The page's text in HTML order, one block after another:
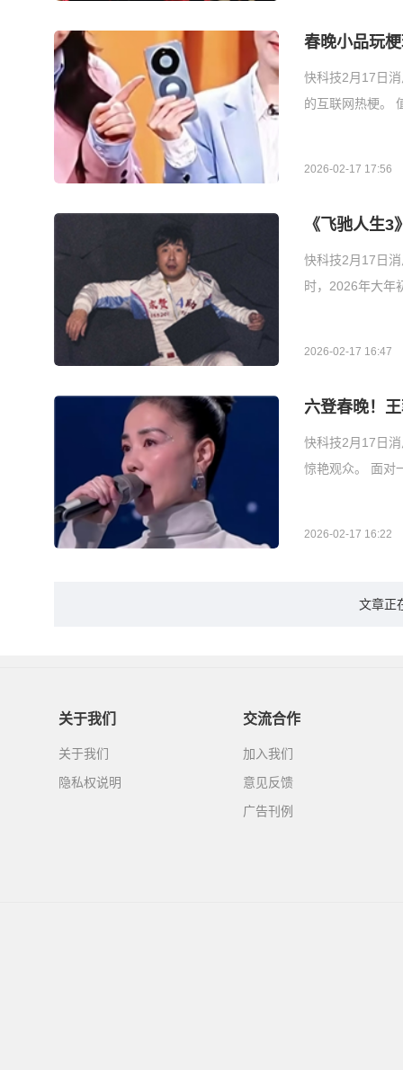
春晚小品玩
快科技2月17日
的互联网热梗。
2026-02-17 17:56
《飞驰人生
快科技2月17日
时，2026年大年
2026-02-17 16:47
六登春晚！
快科技2月17日
惊艳观众。 面对
2026-02-17 16:22
文章正
关于我们
关于我们
隐私权说明
交流合作
加入我们
意见反馈
广告刊例